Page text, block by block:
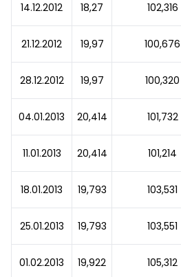
14.12.2012 18,27 102,316
21.12.2012 19,97 100,676
28.12.2012 19,97 100,320
04.01.2013 20,414 101,732
11.01.2013 20,414 101,214
18.01.2013 19,793 103,531
25.01.2013 19,793 103,551
01.02.2013 19,922 105,312